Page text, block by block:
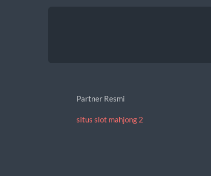
Partner Resmi
situs slot mahjong 2